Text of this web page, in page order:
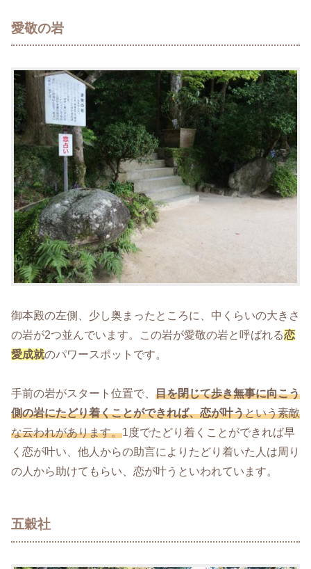
愛敬の岩
御本殿の左側、少し奥まったところに、中くらいの大きさ
の岩が2つ並んでいます。この岩が愛敬の岩と呼ばれる恋
愛成就のパワースポットです。
手前の岩がスタート位置で、 目を閉じて歩き無事に向こう
側の岩にたどり着くことができれば、恋が叶うという素敵
な云われがあります。1度でたどり着くことができれば早
く恋が叶い、他人からの助言によりたどり着いた人は周り
の人から助けてもらい、恋が叶うといわれています。
五穀社